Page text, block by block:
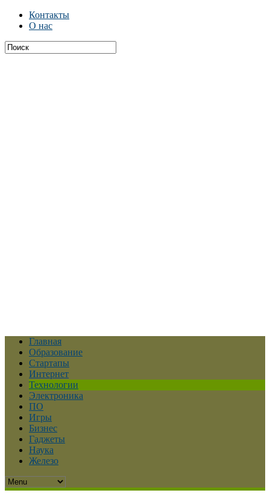
Контакты
О нас
Главная
Образование
Стартапы
Интернет
Технологии
Электроника
ПО
Игры
Бизнес
Гаджеты
Наука
Железо